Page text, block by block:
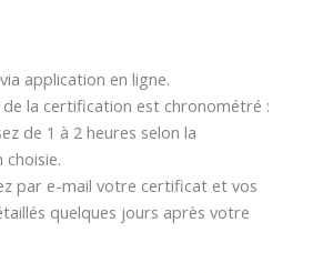
application en ligne.
de la certification est chronométré :
de 1 à 2 heures selon la
par e-mail votre certificat et vos
quelques jours après votre